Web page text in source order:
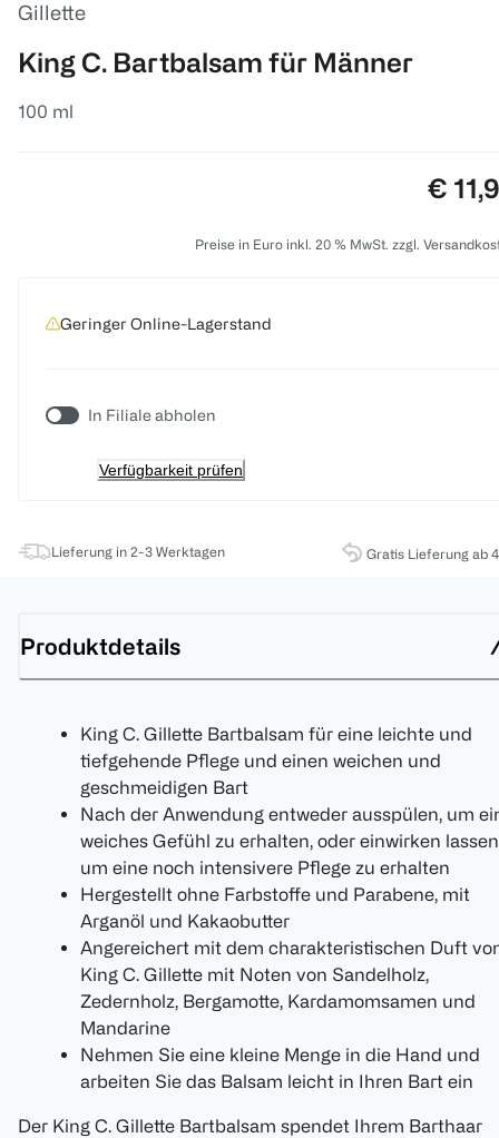
Gillette
King C. Bartbalsam für Männer
100 ml
Preis:
€
Preise in Euro inkl. 20 % MwSt. zzgl.
Geringer Online-Lagerstand
In Filiale abholen
Verfügbarkeit prüfen
Lieferung in 2-3 Werktagen Gratis Lieferung ab
Produktdetails
King C. Gillette Bartbalsam für eine leichte und
tiefgehende Pflege und einen weichen und
geschmeidigen Bart
Nach der Anwendung entweder ausspülen, um
weiches Gefühl zu erhalten, oder einwirken
um eine noch intensivere Pflege zu erhalten
Hergestellt ohne Farbstoffe und Parabene, mit
Arganöl und Kakaobutter
Angereichert mit dem charakteristischen Duft
King C. Gillette mit Noten von Sandelholz,
Zedernholz, Bergamotte, Kardamomsamen und
Mandarine
Nehmen Sie eine kleine Menge in die Hand und
arbeiten Sie das Balsam leicht in Ihren Bart ein
Der King C. Gillette Bartbalsam spendet Ihrem Barthaar